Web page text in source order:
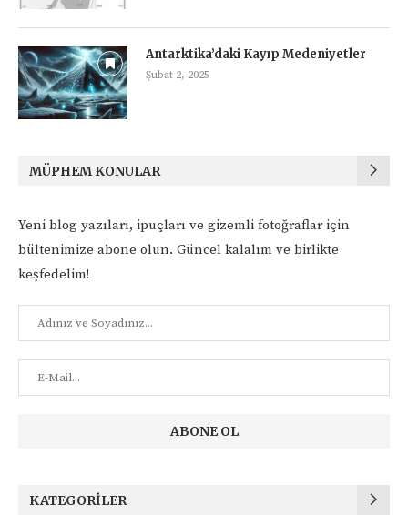
Antarktika’daki Kayıp Medeniyetler
Şubat 2, 2025
MÜPHEM KONULAR
Yeni blog yazıları, ipuçları ve gizemli fotoğraflar için
bültenimize abone olun. Güncel kalalım ve birlikte
keşfedelim!
KATEGORILER